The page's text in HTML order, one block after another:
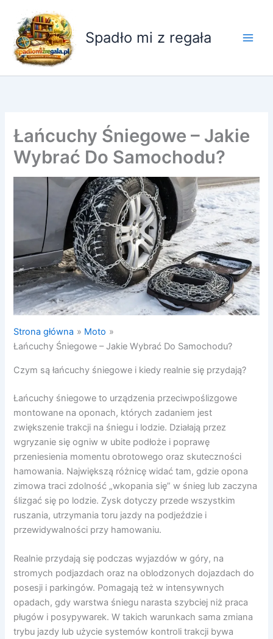
treści
Spadło mi z regała
Łańcuchy Śniegowe – Jakie
Wybrać Do Samochodu?
Strona główna
Moto
Łańcuchy Śniegowe – Jakie Wybrać Do Samochodu?
Czym są łańcuchy śniegowe i kiedy realnie się przydają?
Łańcuchy śniegowe to urządzenia przeciwpoślizgowe
montowane na oponach, których zadaniem jest
zwiększenie trakcji na śniegu i lodzie. Działają przez
wgryzanie się ogniw w ubite podłoże i poprawę
przeniesienia momentu obrotowego oraz skuteczności
hamowania. Największą różnicę widać tam, gdzie opona
zimowa traci zdolność „wkopania się” w śnieg lub zaczyna
ślizgać się po lodzie. Zysk dotyczy przede wszystkim
ruszania, utrzymania toru jazdy na podjeździe i
przewidywalności przy hamowaniu.
Realnie przydają się podczas wyjazdów w góry, na
stromych podjazdach oraz na oblodzonych dojazdach do
posesji i parkingów. Pomagają też w intensywnych
opadach, gdy warstwa śniegu narasta szybciej niż praca
pługów i posypywarek. W takich warunkach sama zmiana
trybu jazdy lub użycie systemów kontroli trakcji bywa